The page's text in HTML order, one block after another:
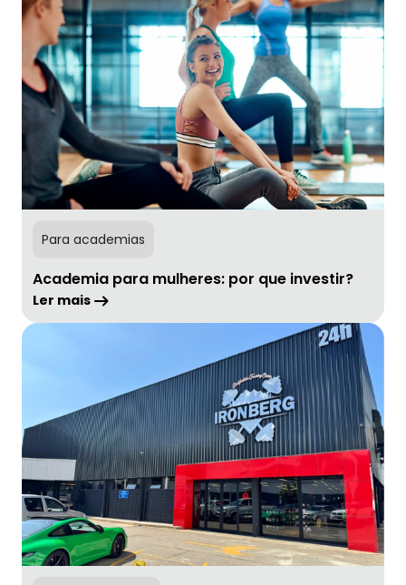
Para academias
Academia para mulheres: por que investir?
Ler mais